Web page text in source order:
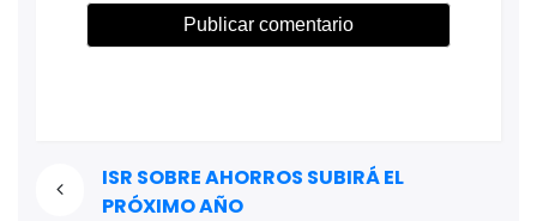
ISR SOBRE AHORROS SUBIRÁ EL
PRÓXIMO AÑO